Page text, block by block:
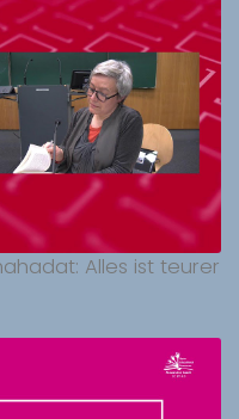
Alles ist teurer